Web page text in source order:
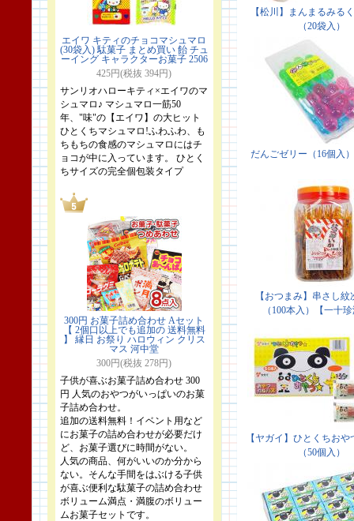
エイワ キティのチョコマシュマロ
(30袋入) 駄菓子 まとめ買い 飴 チュ
ーイング キャラクターお菓子 2506
425円(税抜 394円)
サンリオハローキティ×エイワのマ
シュマロ♪ マシュマロ一筋50
年、"味"の【エイワ】の大ヒット
ひとくちマシュマロ!ふわふわ、も
ちもちの食感のマシュマロにはチ
ョコが中に入っています。 ひとく
ちサイズの完全個包装タイプ
300円 お菓子詰め合わせ Aセット
【 2個口以上でも追加の 送料無料
】 縁日 お祭り ハロウィン クリス
マス 河中堂
300円(税抜 278円)
子供が喜ぶお菓子詰め合わせ 300
円 人気のおやつがいっぱいのお菓
子詰め合わせ。
追加の送料無料！イベント用など
にお菓子の詰め合わせが必要だけ
ど、お菓子選びに時間がない。
人気の商品、何がいいのか分から
ない。そんな手間をはぶける子供
が喜ぶ便利な駄菓子の詰め合わせ
ボリューム満点・満腹のボリュー
ムお菓子セットです。